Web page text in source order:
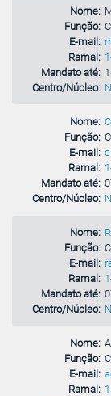
Nome:
Função:
E-mail:
Ramal:
Mandato até:
Centro/Núcleo:
Nome:
Função:
E-mail:
Ramal:
Mandato até:
Centro/Núcleo:
Nome:
Função:
E-mail:
Ramal:
Mandato até:
Centro/Núcleo:
Nome:
Função:
E-mail:
Ramal: